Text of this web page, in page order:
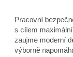
Pracovní
s cílem
zaujme moderní
výborně